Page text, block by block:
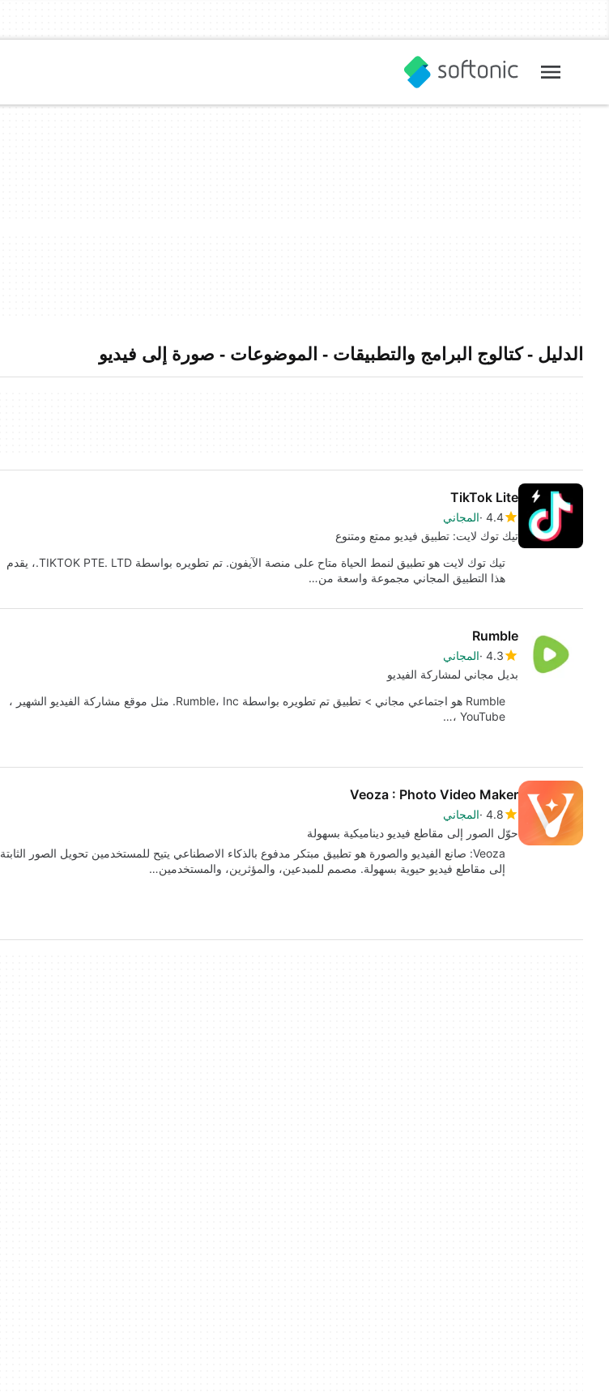
الدليل - كتالوج البرامج والتطبيقات - الموضوعات - صورة إلى فيديو
TikTok Lite
4.4 المجاني
تيك توك لايت: تطبيق فيديو ممتع ومتنوع
تيك توك لايت هو تطبيق لنمط الحياة متاح على منصة الآيفون. تم تطويره بواسطة TIKTOK PTE. LTD.، يقدم
هذا التطبيق المجاني مجموعة واسعة من…
Rumble
4.3 المجاني
بديل مجاني لمشاركة الفيديو
Rumble هو اجتماعي مجاني > تطبيق تم تطويره بواسطة Rumble، Inc. مثل موقع مشاركة الفيديو الشهير ،
YouTube ،…
Veoza : Photo Video Maker
4.8 المجاني
حوّل الصور إلى مقاطع فيديو ديناميكية بسهولة
Veoza: صانع الفيديو والصورة هو تطبيق مبتكر مدفوع بالذكاء الاصطناعي يتيح للمستخدمين تحويل الصور الثابتة
إلى مقاطع فيديو حيوية بسهولة. مصمم للمبدعين، والمؤثرين، والمستخدمين…